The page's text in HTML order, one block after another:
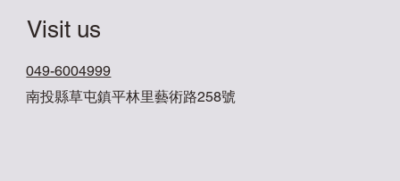
049-6004999
南投縣草屯鎮平林里藝術路258號
Visit us